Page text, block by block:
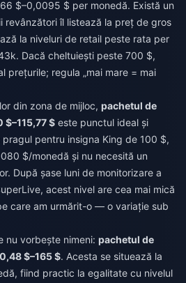
$–0,0095 $ per monedă. Există un
îl listează la preț de gros
la niveluri de retail peste rata per
Dacă cheltuiești peste 700 $,
prețurile; regula „mai mare = mai
din zona de mijloc, pachetul de
$–115,77 $ este punctul ideal și
pentru insigna King de 100 $,
$/monedă și nu necesită un
După șase luni de monitorizare a
acest nivel are cea mai mică
care am urmărit-o — o variație sub
nu vorbește nimeni: pachetul de
$–165 $. Acesta se situează la
fiind practic la egalitate cu nivelul